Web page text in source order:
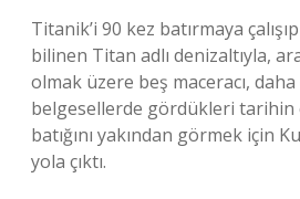
Titanik’i 90 kez batırmaya
bilinen Titan adlı denizaltıyla,
olmak üzere beş maceracı,
belgesellerde gördükleri tarihin
batığını yakından görmek için
yola çıktı.